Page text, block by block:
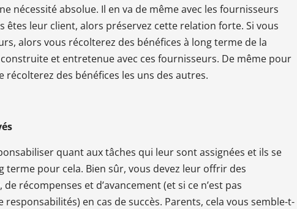
nécessité absolue. Il en va de même avec les fournisseurs
êtes leur client, alors préservez cette relation forte. Si vous
alors vous récolterez des bénéfices à long terme de la
et entretenue avec ces fournisseurs. De même pour
récolterez des bénéfices les uns des autres.
quant aux tâches qui leur sont assignées et ils se
pour cela. Bien sûr, vous devez leur offrir des
récompenses et d’avancement (et si ce n’est pas
responsabilités) en cas de succès. Parents, cela vous semble-t-